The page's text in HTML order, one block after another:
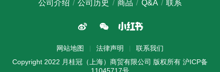
公司介绍 公司历史 商品 Q&A 联系
网站地图 法律声明
联系我们
Copyright 2022 月桂冠（上海）商贸有限公司 版权所有 沪ICP备
11045717号